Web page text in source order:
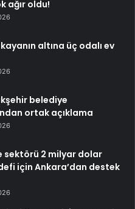
ağır oldu!
altına üç odalı ev
belediye
ortak açıklama
sektörü 2 milyar dolar
için Ankara’dan destek